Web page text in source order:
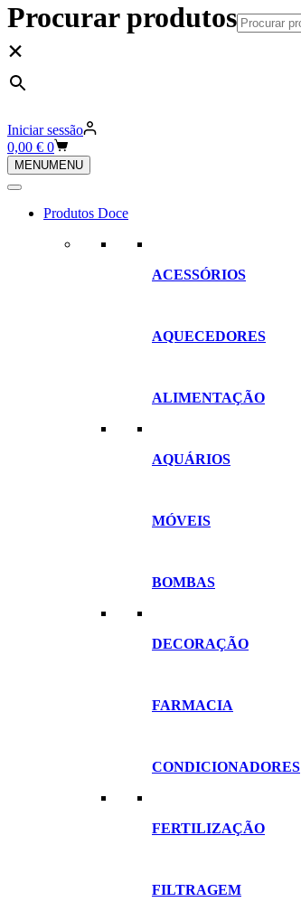
Procurar produtos
×
Iniciar sessão
Carrinho
de
compras
0,00 € 0
MENUMENU
Produtos Doce
ACESSÓRIOS
AQUECEDORES
ALIMENTAÇÃO
AQUÁRIOS
MÓVEIS
BOMBAS
DECORAÇÃO
FARMACIA
CONDICIONADORES
FERTILIZAÇÃO
FILTRAGEM